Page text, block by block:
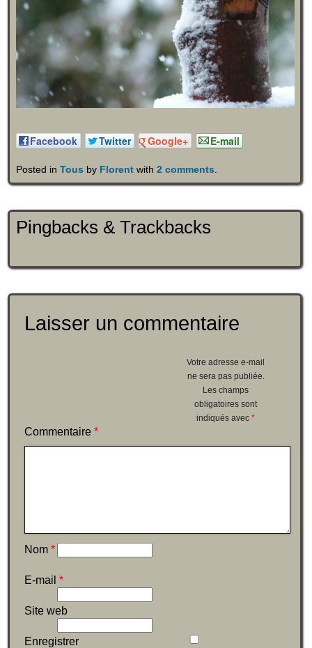
Facebook Twitter Google+ E-mail
Posted in Tous by Florentwith 2 comments.
Pingbacks & Trackbacks
Laisser un commentaire
Votre adresse e-mail
ne sera pas publiée.
Les champs
obligatoires sont
indiqués avec*
Commentaire *
Nom *
E-mail *
Site web
Enregistrer